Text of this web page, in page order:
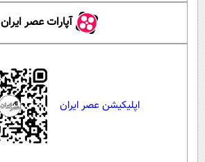
آپارات عصر ایران
اپلیکیشن عصر ایران